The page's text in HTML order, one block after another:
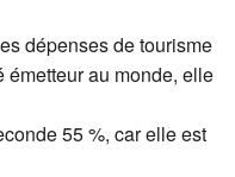
dépenses de tourisme
émetteur au monde, elle
55 %, car elle est